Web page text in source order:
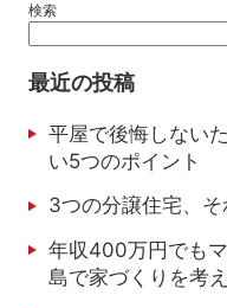
検索
最近の投稿
平屋で後悔しない
い5つのポイント
3つの分譲住宅、
年収400万円でも
島で家づくりを考